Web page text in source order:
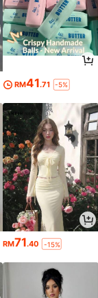
RM41.71 -5%
RM71.40 -15%